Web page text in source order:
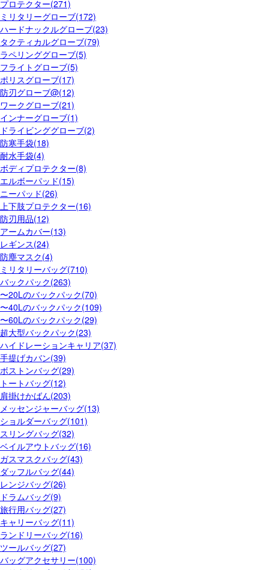
プロテクター(271)
ミリタリーグローブ(172)
ハードナックルグローブ(23)
タクティカルグローブ(79)
ラペリンググローブ(5)
フライトグローブ(5)
ポリスグローブ(17)
防刃グローブ@(12)
ワークグローブ(21)
インナーグローブ(1)
ドライビンググローブ(2)
防寒手袋(18)
耐水手袋(4)
ボディプロテクター(8)
エルボーパッド(15)
ニーパッド(26)
上下肢プロテクター(16)
防刃用品(12)
アームカバー(13)
レギンス(24)
防塵マスク(4)
ミリタリーバッグ(710)
バックパック(263)
〜20Lのバックパック(70)
〜40Lのバックパック(109)
〜60Lのバックパック(29)
超大型バックパック(23)
ハイドレーションキャリア(37)
手提げカバン(39)
ボストンバッグ(29)
トートバッグ(12)
肩掛けかばん(203)
メッセンジャーバッグ(13)
ショルダーバッグ(101)
スリングバッグ(32)
ベイルアウトバッグ(16)
ガスマスクバッグ(43)
ダッフルバッグ(44)
レンジバッグ(26)
ドラムバッグ(9)
旅行用バッグ(27)
キャリーバッグ(11)
ランドリーバッグ(16)
ツールバッグ(27)
バッグアクセサリー(100)